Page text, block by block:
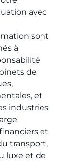
avec
sont
à
de
et
industries
et
transport,
luxe et de